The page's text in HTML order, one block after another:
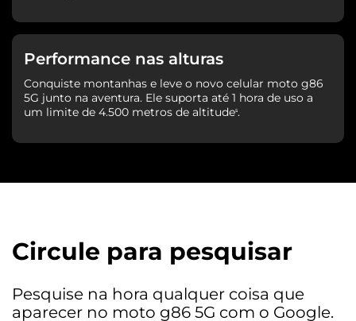
Performance nas alturas
Conquiste montanhas e leve o novo celular moto g86
5G junto na aventura. Ele suporta até 1 hora de uso a
um limite de 4.500 metros de altitude⁵.
Circule para pesquisar
Pesquise na hora qualquer coisa que
aparecer no moto g86 5G com o Google.